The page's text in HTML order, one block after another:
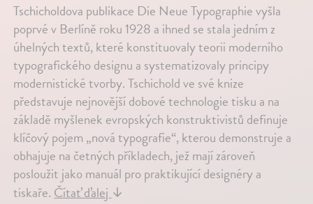
Tschicholdova publikace Die Neue Typographie vyšla
poprvé v Berlíně roku 1928 a ihned se stala jedním z
úhelných textů, které konstituovaly teorii moderního
typografického designu a systematizovaly principy
modernistické tvorby. Tschichold ve své knize
představuje nejnovější dobové technologie tisku a na
základě myšlenek evropských konstruktivistů definuje
klíčový pojem „nová typografie“, kterou demonstruje a
obhajuje na četných příkladech, jež mají zároveň
posloužit jako manuál pro praktikující designéry a
tiskaře.Čítať ďalej↓